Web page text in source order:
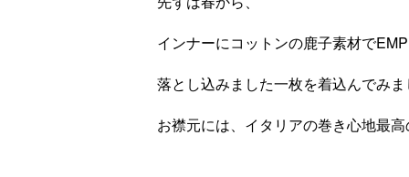
インナーにコットンの鹿子素材で
落とし込みました一枚を着込んでみま
お襟元には、イタリアの巻き心地最